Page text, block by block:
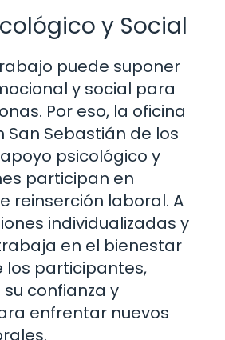
y Social
puede suponer
y social para
Por eso, la oficina
San Sebastián de los
psicológico y
participan en
reinserción laboral. A
individualizadas y
en el bienestar
los participantes,
confianza y
enfrentar nuevos